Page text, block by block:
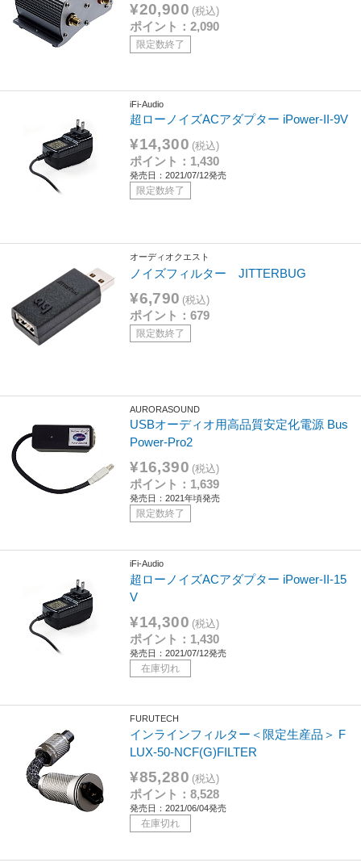
¥20,900 (税込)
ポイント：2,090
限定数終了
iFi-Audio
超ローノイズACアダプター iPower-II-9V
¥14,300 (税込)
ポイント：1,430
発売日：2021/07/12発売
限定数終了
オーディオクエスト
ノイズフィルター JITTERBUG
¥6,790 (税込)
ポイント：679
限定数終了
AURORASOUND
USBオーディオ用高品質安定化電源 Bus
Power-Pro2
¥16,390 (税込)
ポイント：1,639
発売日：2021年頃発売
限定数終了
iFi-Audio
超ローノイズACアダプター iPower-II-15
V
¥14,300 (税込)
ポイント：1,430
発売日：2021/07/12発売
在庫切れ
FURUTECH
インラインフィルター＜限定生産品＞ F
LUX-50-NCF(G)FILTER
¥85,280 (税込)
ポイント：8,528
発売日：2021/06/04発売
在庫切れ